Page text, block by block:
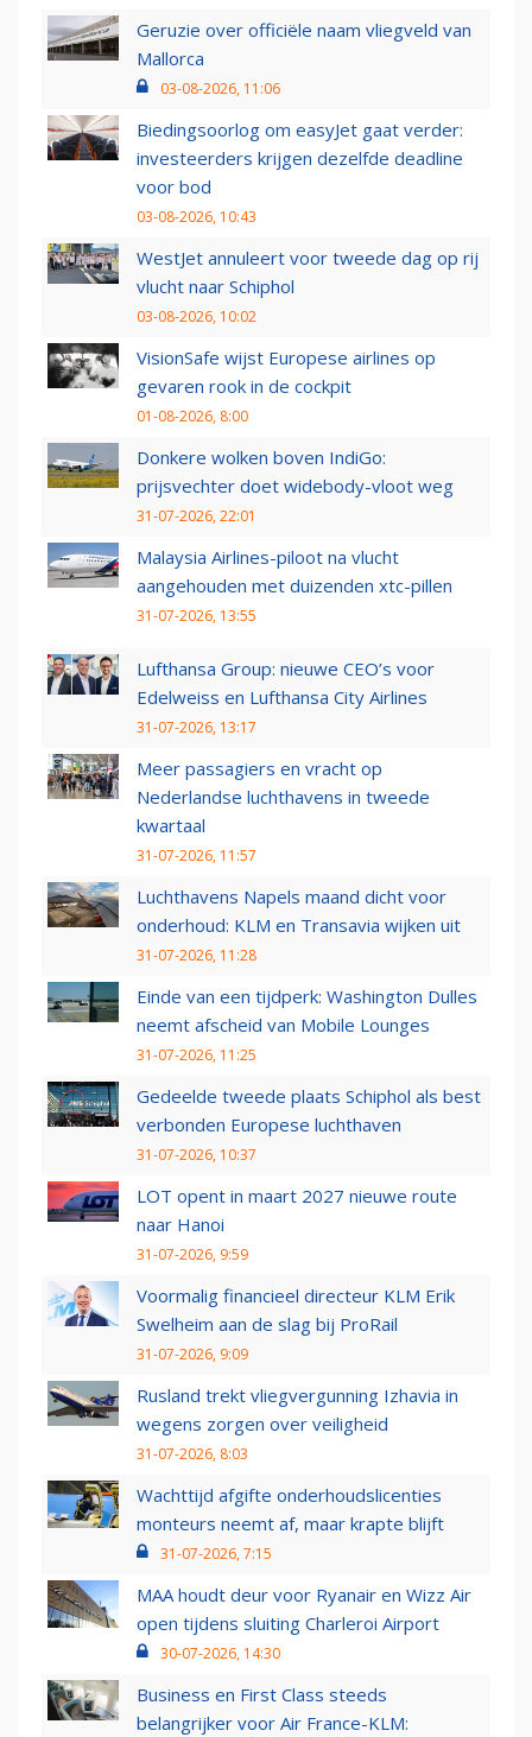
Geruzie over officiële naam vliegveld van
Mallorca
03-08-2026, 11:06
Biedingsoorlog om easyJet gaat verder:
investeerders krijgen dezelfde deadline
voor bod
03-08-2026, 10:43
WestJet annuleert voor tweede dag op rij
vlucht naar Schiphol
03-08-2026, 10:02
VisionSafe wijst Europese airlines op
gevaren rook in de cockpit
01-08-2026, 8:00
Donkere wolken boven IndiGo:
prijsvechter doet widebody-vloot weg
31-07-2026, 22:01
Malaysia Airlines-piloot na vlucht
aangehouden met duizenden xtc-pillen
31-07-2026, 13:55
Lufthansa Group: nieuwe CEO’s voor
Edelweiss en Lufthansa City Airlines
31-07-2026, 13:17
Meer passagiers en vracht op
Nederlandse luchthavens in tweede
kwartaal
31-07-2026, 11:57
Luchthavens Napels maand dicht voor
onderhoud: KLM en Transavia wijken uit
31-07-2026, 11:28
Einde van een tijdperk: Washington Dulles
neemt afscheid van Mobile Lounges
31-07-2026, 11:25
Gedeelde tweede plaats Schiphol als best
verbonden Europese luchthaven
31-07-2026, 10:37
LOT opent in maart 2027 nieuwe route
naar Hanoi
31-07-2026, 9:59
Voormalig financieel directeur KLM Erik
Swelheim aan de slag bij ProRail
31-07-2026, 9:09
Rusland trekt vliegvergunning Izhavia in
wegens zorgen over veiligheid
31-07-2026, 8:03
Wachttijd afgifte onderhoudslicenties
monteurs neemt af, maar krapte blijft
31-07-2026, 7:15
MAA houdt deur voor Ryanair en Wizz Air
open tijdens sluiting Charleroi Airport
30-07-2026, 14:30
Business en First Class steeds
belangrijker voor Air France-KLM: